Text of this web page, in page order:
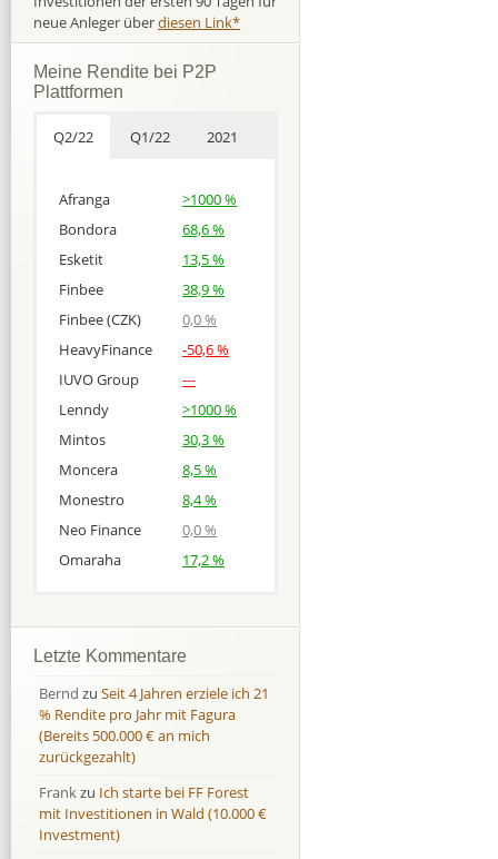
neue Anleger überdiesen Link*
Meine Rendite bei P2P
Plattformen
Q2/22 Q1/22 2021
Afranga
>1000 %
Bondora
68,6 %
Esketit
13,5 %
Finbee
38,9 %
Finbee (CZK)
0,0 %
HeavyFinance
-50,6 %
IUVO Group
---
Lenndy
>1000 %
Mintos
30,3 %
Moncera
8,5 %
Monestro
8,4 %
Neo Finance
0,0 %
Omaraha
17,2 %
Bondora
Finbee
43,2%
Finbee (CZK)
0,0 %
HeavyFinance
IUVO Group
-32,2 %
Lenndy
-314,6 %
Bondora
Finbee
35,2%
Finbee (CZK)
0,0 %
HeavyFinance
IUVO Group
-55,0 %
Lenndy
146,5 %
Letzte Kommentare
Bernd zu Seit 4 Jahren erziele ich 21
% Rendite pro Jahr mit Fagura
(Bereits 500.000 € an mich
zurückgezahlt)
Frankzu Ich starte bei FF Forest
mit Investitionen in Wald (10.000 €
Investment)